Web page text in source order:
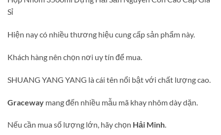
Sỉ
Hiện nay có nhiều thương hiệu cung cấp sản phẩm này.
Khách hàng nên chọn nơi uy tín để mua.
SHUANG YANG YANG là cái tên nổi bật với chất lượng cao.
Graceway mang đến nhiều mẫu mã khay nhôm dày dặn.
Nếu cần mua số lượng lớn, hãy chọn Hải Minh.